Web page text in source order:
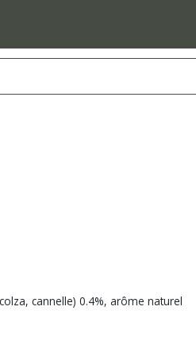
cannelle) 0.4%, arôme naturel